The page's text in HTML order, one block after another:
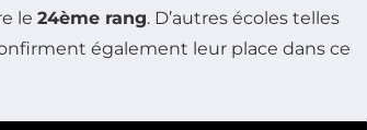
le 24ème rang. D’autres écoles telles
également leur place dans ce